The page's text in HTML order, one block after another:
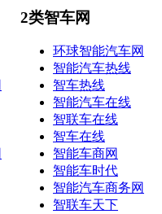
2类智车网
环球智能汽车网
智能汽车热线
智车热线
智能汽车在线
智联车在线
智车在线
智能车商网
智能车时代
智能汽车商务网
智联车天下